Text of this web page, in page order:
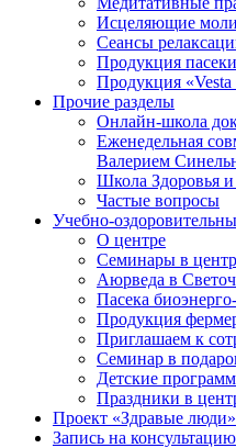
Исцеляющие
Сеансы
Продукция пасеки
Продукция «Vesta
Прочие разделы
Онлайн-школа
Еженедельная
Валерием
Школа Здоровья и
Частые вопросы
Учебно-
О центре
Семинары в
Аюрведа в
Пасека
Продукция
Приглашаем к
Семинар в
Детские
Праздники в
Проект «Здравые люди»
Запись на консультацию